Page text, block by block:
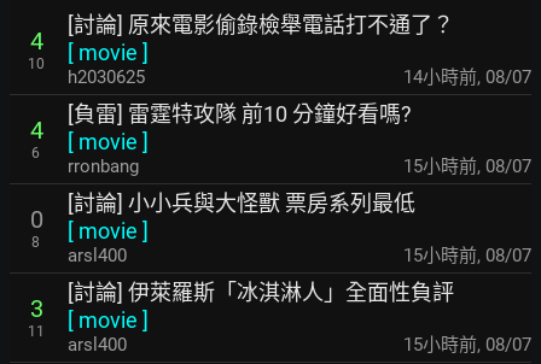
4
10
[討論] 原來電影偷錄檢舉電話打不通了？
[ movie ]
h2030625 14小時前, 08/07
4
6
[負雷] 雷霆特攻隊 前10 分鐘好看嗎?
[ movie ]
rronbang 15小時前, 08/07
0
8
[討論] 小小兵與大怪獸 票房系列最低
[ movie ]
arsl400 15小時前, 08/07
3
11
[討論] 伊萊羅斯「冰淇淋人」全面性負評
[ movie ]
arsl400 15小時前, 08/07